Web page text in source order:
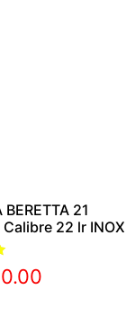
BERETTA 21
Calibre 22 lr INOX